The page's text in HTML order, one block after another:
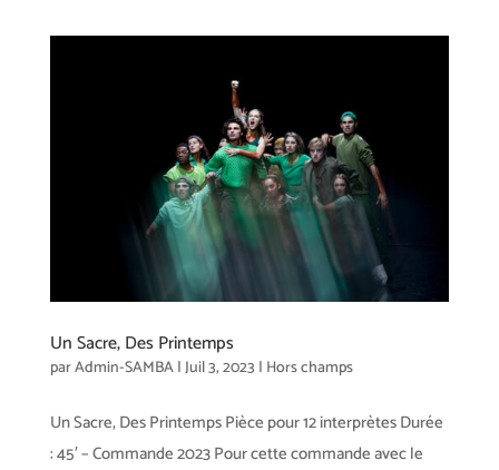
Un Sacre, Des Printemps
parAdmin-SAMBA|Juil 3, 2023 | Hors champs
Un Sacre, Des Printemps Pièce pour 12 interprètes Durée
: 45′ – Commande 2023 Pour cette commande avec le